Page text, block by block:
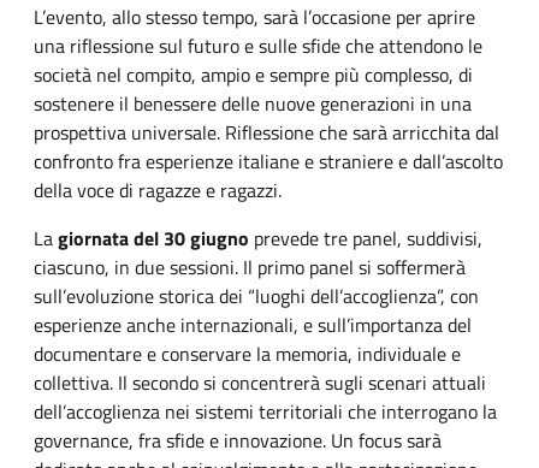
L’evento, allo stesso tempo, sarà l’occasione per aprire
una riflessione sul futuro e sulle sfide che attendono le
società nel compito, ampio e sempre più complesso, di
sostenere il benessere delle nuove generazioni in una
prospettiva universale. Riflessione che sarà arricchita dal
confronto fra esperienze italiane e straniere e dall’ascolto
della voce di ragazze e ragazzi.
Lagiornata del 30 giugno prevede tre panel, suddivisi,
ciascuno, in due sessioni. Il primo panel si soffermerà
sull’evoluzione storica dei “luoghi dell’accoglienza”, con
esperienze anche internazionali, e sull’importanza del
documentare e conservare la memoria, individuale e
collettiva. Il secondo si concentrerà sugli scenari attuali
dell’accoglienza nei sistemi territoriali che interrogano la
governance, fra sfide e innovazione. Un focus sarà